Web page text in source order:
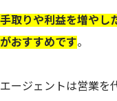
手取りや利益を増やし
がおすすめです。
エージェントは営業を